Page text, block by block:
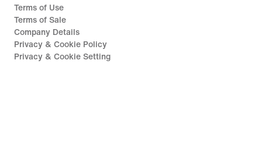
Terms of Use
Terms of Sale
Company Details
Privacy & Cookie Policy
Privacy & Cookie Setting